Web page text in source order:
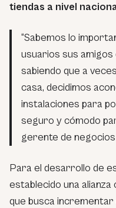
tiendas a nivel
“Sabemos lo
usuarios sus
sabiendo que a
casa, decidimos
instalaciones para
seguro y cómodo
gerente de
Para el desarrollo de
establecido una
que busca incrementar